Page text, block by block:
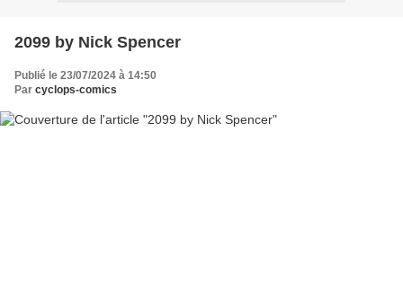
2099 by Nick Spencer
Publié le 23/07/2024 à 14:50
Par cyclops-comics